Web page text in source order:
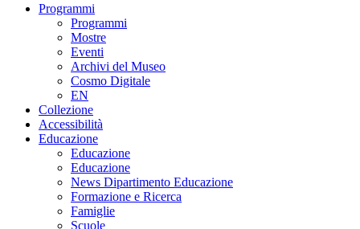
Programmi
Programmi
Mostre
Eventi
Archivi del Museo
Cosmo Digitale
EN
Collezione
Accessibilità
Educazione
Educazione
Educazione
News Dipartimento Educazione
Formazione e Ricerca
Famiglie
Scuole